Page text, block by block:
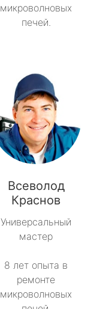
микроволновых
печей.
Всеволод
Краснов
Универсальный
мастер
8 лет опыта в
ремонте
микроволновых